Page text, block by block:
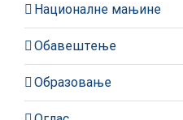
Националне мањине
Обавештење
Образовање